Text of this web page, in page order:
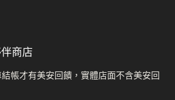
商店
帳才有美安回饋，實體店面不含美安回